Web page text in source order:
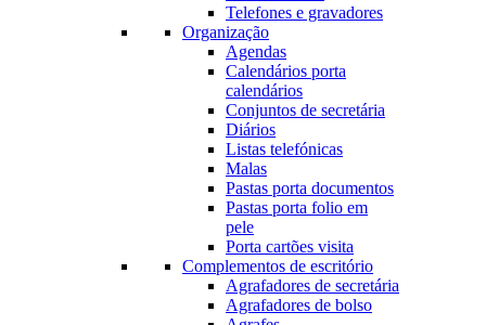
Telefones e gravadores
Organização
Agendas
Calendários porta
calendários
Conjuntos de secretária
Diários
Listas telefónicas
Malas
Pastas porta documentos
Pastas porta folio em
pele
Porta cartões visita
Complementos de escritório
Agrafadores de secretária
Agrafadores de bolso